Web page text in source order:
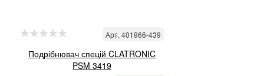
Арт. 401966-439
Подрібнювач спецій CLATRONIC
PSM 3419